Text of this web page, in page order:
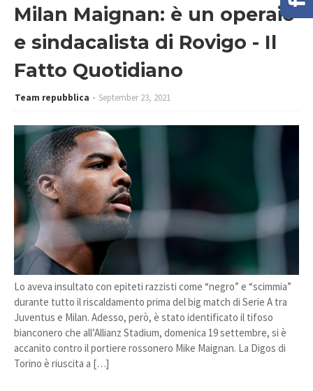
Milan Maignan: è un operaio
e sindacalista di Rovigo - Il
Fatto Quotidiano
Team repubblica September 23, 2021
Lo aveva insultato con epiteti razzisti come “negro” e “scimmia”
durante tutto il riscaldamento prima del big match di Serie A tra
Juventus e Milan. Adesso, però, è stato identificato il tifoso
bianconero che all’Allianz Stadium, domenica 19 settembre, si è
accanito contro il portiere rossonero Mike Maignan. La Digos di
Torino è riuscita a […]